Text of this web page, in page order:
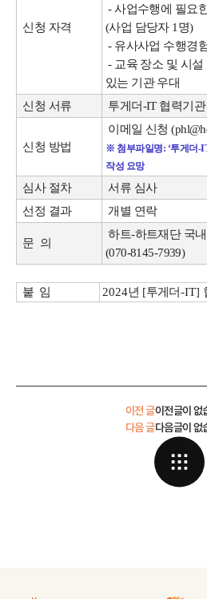
신청 자격
- 사업수행에 필요
(사업 담당자 1명)
- 유사사업 수행경
- 교육 장소 및 시설
있는 기관 우대
신청 서류
투게더-IT 협력기
신청 방법
이메일 신청
※ 첨부파일명: ‘투게더-
작성 요망
심사 절차
서류 심사
선정 결과
개별 연락
문 의
하트-하트재단 국
(070-8145-7939)
붙 임 2024년 [투게더-IT]
이전 글이전글이 없
다음글이 없
다음 글